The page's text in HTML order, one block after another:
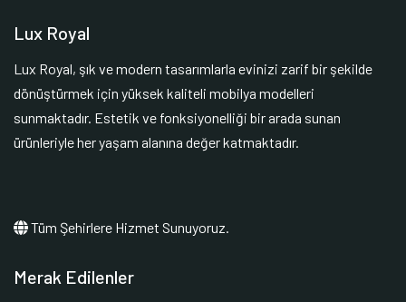
Lux Royal
Lux Royal, şık ve modern tasarımlarla evinizi zarif bir şekilde
dönüştürmek için yüksek kaliteli mobilya modelleri
sunmaktadır. Estetik ve fonksiyonelliği bir arada sunan
ürünleriyle her yaşam alanına değer katmaktadır.
Tüm Şehirlere Hizmet Sunuyoruz.
Merak Edilenler